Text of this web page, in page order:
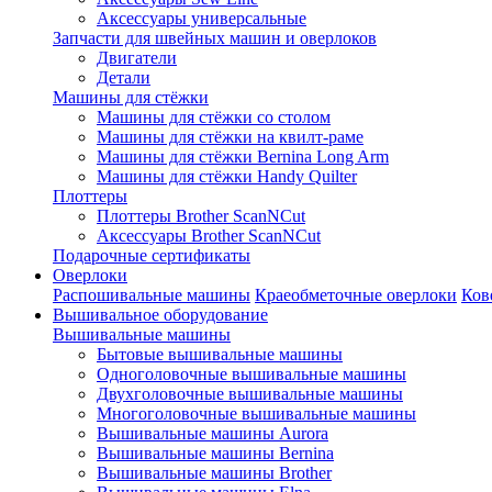
Аксессуары универсальные
Запчасти для швейных машин и оверлоков
Двигатели
Детали
Машины для стёжки
Машины для стёжки со столом
Машины для стёжки на квилт-раме
Машины для стёжки Bernina Long Arm
Машины для стёжки Handy Quilter
Плоттеры
Плоттеры Brother ScanNCut
Аксессуары Brother ScanNCut
Подарочные сертификаты
Оверлоки
Распошивальные машины Краеобметочные оверлоки
Вышивальное оборудование
Вышивальные машины
Бытовые вышивальные машины
Одноголовочные вышивальные машины
Двухголовочные вышивальные машины
Многоголовочные вышивальные машины
Вышивальные машины Aurora
Вышивальные машины Bernina
Вышивальные машины Brother